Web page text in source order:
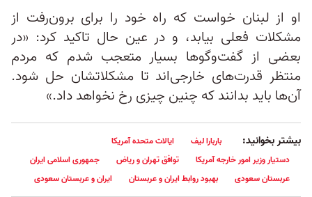
او از لبنان خواست که راه خود را برای برون‌رفت از
مشکلات فعلی بیابد، و در عین حال تاکید کرد: «در
بعضی از گفت‌وگوها بسیار متعجب شدم که مردم
منتظر قدرت‌های خارجی‌اند تا مشکلاتشان حل شود.
آن‌ها باید بدانند که چنین چیزی رخ نخواهد داد.»
بیشتر بخوانید: باربارا لیف
ایالات متحده آمریکا
دستیار وزیر امور خارجه آمریکا
توافق تهران و ریاض
جمهوری اسلامی ایران
عربستان سعودی
بهبود روابط ایران و عربستان ایران و عربستان سعودی